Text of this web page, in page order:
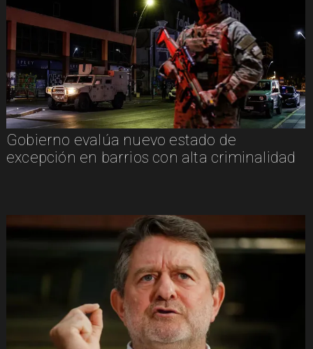
Gobierno evalúa nuevo estado de
excepción en barrios con alta criminalidad